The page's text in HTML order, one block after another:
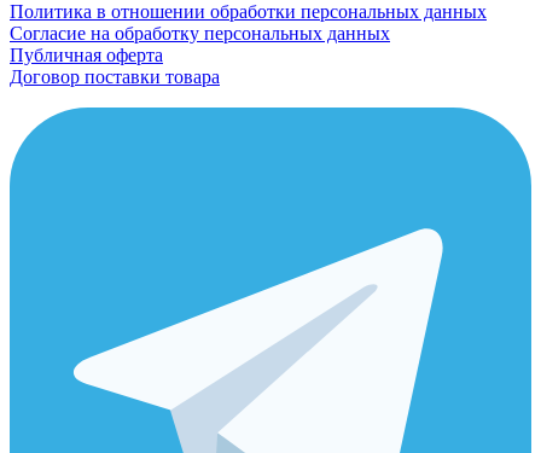
Политика в отношении обработки персональных данных
Согласие на обработку персональных данных
Публичная оферта
Договор поставки товара